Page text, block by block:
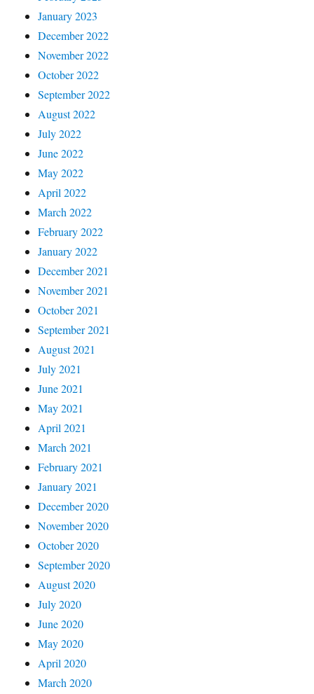
January 2023
December 2022
November 2022
October 2022
September 2022
August 2022
July 2022
June 2022
May 2022
April 2022
March 2022
February 2022
January 2022
December 2021
November 2021
October 2021
September 2021
August 2021
July 2021
June 2021
May 2021
April 2021
March 2021
February 2021
January 2021
December 2020
November 2020
October 2020
September 2020
August 2020
July 2020
June 2020
May 2020
April 2020
March 2020